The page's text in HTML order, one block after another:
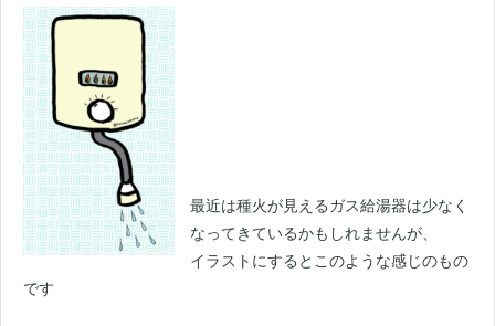
最近は種火が見えるガス給湯器は少なく
なってきているかもしれませんが、
イラストにするとこのような感じのもの
です